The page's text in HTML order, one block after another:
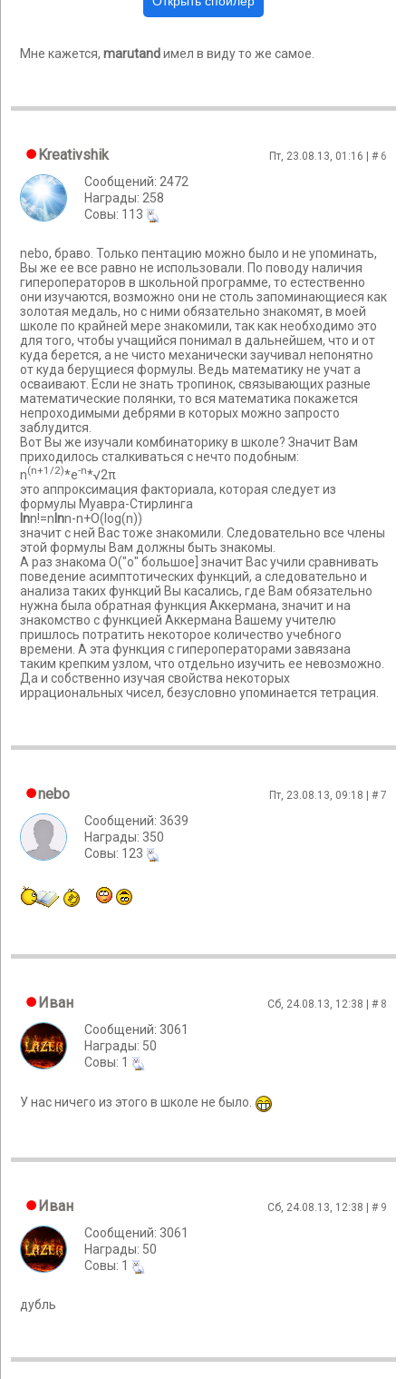
Мне кажется, marutandимел в виду то же самое.
Kreativshik Пт, 23.08.13, 01:16 | # 6
Сообщений: 2472
Награды: 258
Cовы: 113
nebo, браво. Только пентацию можно было и не упоминать,
Вы же ее все равно не использовали. По поводу наличия
гипероператоров в школьной программе, то естественно
они изучаются, возможно они не столь запоминающиеся как
золотая медаль, но с ними обязательно знакомят, в моей
школе по крайней мере знакомили, так как необходимо это
для того, чтобы учащийся понимал в дальнейшем, что и от
куда берется, а не чисто механически заучивал непонятно
от куда берущиеся формулы. Ведь математику не учат а
осваивают. Если не знать тропинок, связывающих разные
математические полянки, то вся математика покажется
непроходимыми дебрями в которых можно запросто
заблудится.
Вот Вы же изучали комбинаторику в школе? Значит Вам
приходилось сталкиваться с нечто подобным:
n(n+1/2)*e-n*√2π
это аппроксимация факториала, которая следует из
формулы Муавра-Стирлинга
lnn!=n lnn-n+O(log(n))
значит с ней Вас тоже знакомили. Следовательно все члены
этой формулы Вам должны быть знакомы.
А раз знакома О("о" большое] значит Вас учили сравнивать
поведение асимптотических функций, а следовательно и
анализа таких функций Вы касались, где Вам обязательно
нужна была обратная функция Аккермана, значит и на
знакомство с функцией Аккермана Вашему учителю
пришлось потратить некоторое количество учебного
времени. А эта функция с гипероператорами завязана
таким крепким узлом, что отдельно изучить ее невозможно.
Да и собственно изучая свойства некоторых
иррациональных чисел, безусловно упоминается тетрация.
nebo Пт, 23.08.13, 09:18 | #7
Сообщений: 3639
Награды: 350
Cовы: 123
Иван Сб, 24.08.13, 12:38 | # 8
Сообщений: 3061
Награды: 50
Cовы: 1
У нас ничего из этого в школе не было.
Иван Сб, 24.08.13, 12:38 | # 9
Сообщений: 3061
Награды: 50
Cовы: 1
дубль